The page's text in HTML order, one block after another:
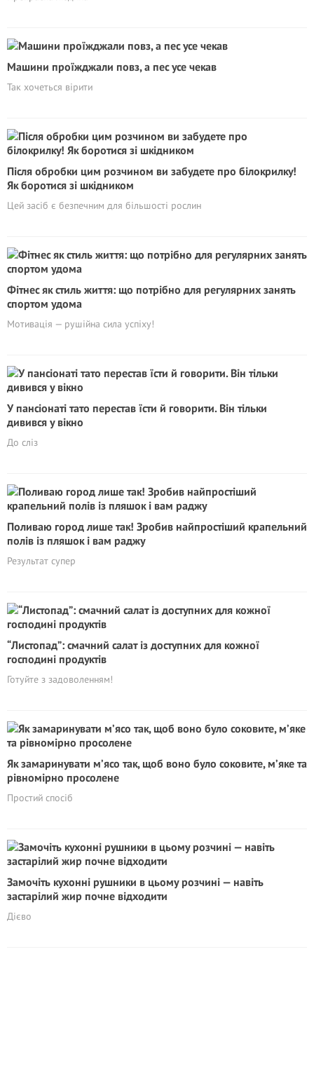
Машини проїжджали повз, а пес усе чекав
Так хочеться вірити
Після обробки цим розчином ви забудете про білокрилку!
Як боротися зі шкідником
Цей засіб є безпечним для більшості рослин
Фітнес як стиль життя: що потрібно для регулярних занять
спортом удома
Мотивація — рушійна сила успіху!
У пансіонаті тато перестав їсти й говорити. Він тільки
дивився у вікно
До сліз
Поливаю город лише так! Зробив найпростіший крапельний
полів із пляшок і вам раджу
Результат супер
“Листопад”: смачний салат із доступних для кожної
господині продуктів
Готуйте з задоволенням!
Як замаринувати м’ясо так, щоб воно було соковите, м’яке та
рівномірно просолене
Простий спосіб
Замочіть кухонні рушники в цьому розчині — навіть
застарілий жир почне відходити
Дієво